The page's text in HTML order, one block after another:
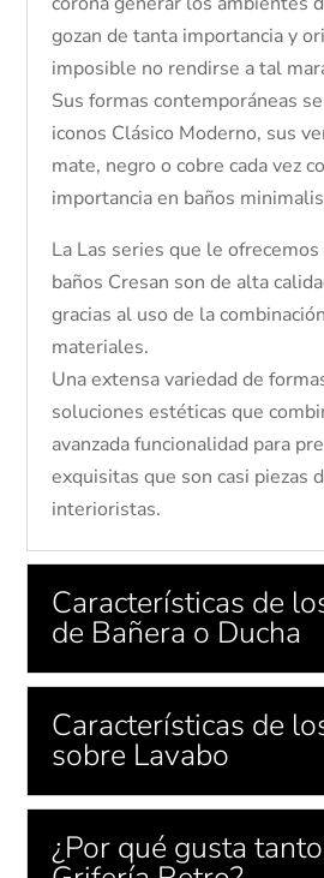
gozan de tanta importancia y
imposible no rendirse a tal
Sus formas contemporáneas
iconos Clásico Moderno, sus
mate, negro o cobre cada vez
importancia en baños
La Las series que le
baños Cresan son de alta
gracias al uso de la
materiales.
Una extensa variedad de
soluciones estéticas que
avanzada funcionalidad para
exquisitas que son casi piezas
interioristas.
Características de
de Bañera o Ducha
Características de
sobre Lavabo
¿Por qué gusta